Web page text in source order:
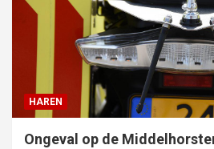
HAREN
Ongeval op de